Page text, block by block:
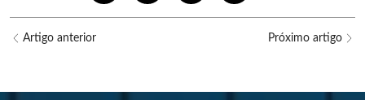
Artigo anterior Próximo artigo